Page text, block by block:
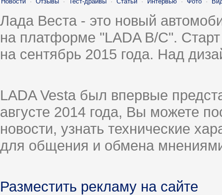
Лада Веста - это новый
на платформе "LADA B/C".
на сентябрь 2015 года. Над
LADA Vesta был впервые
августе 2014 года, Вы можете
новости, узнать технические
для общения и обмена
Разместить рекламу на сайте